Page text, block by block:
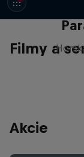
Filmy a
Akcie